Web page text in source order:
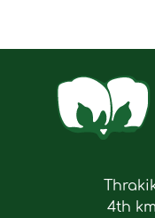
4th